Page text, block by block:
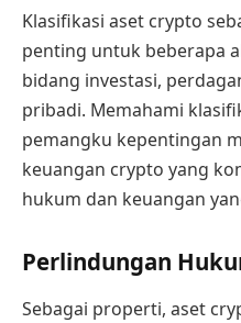
Klasifikasi aset crypto
penting untuk beberapa
bidang investasi,
pribadi. Memahami
pemangku kepentingan
keuangan crypto yang
hukum dan keuangan
Perlindungan
Sebagai properti, aset